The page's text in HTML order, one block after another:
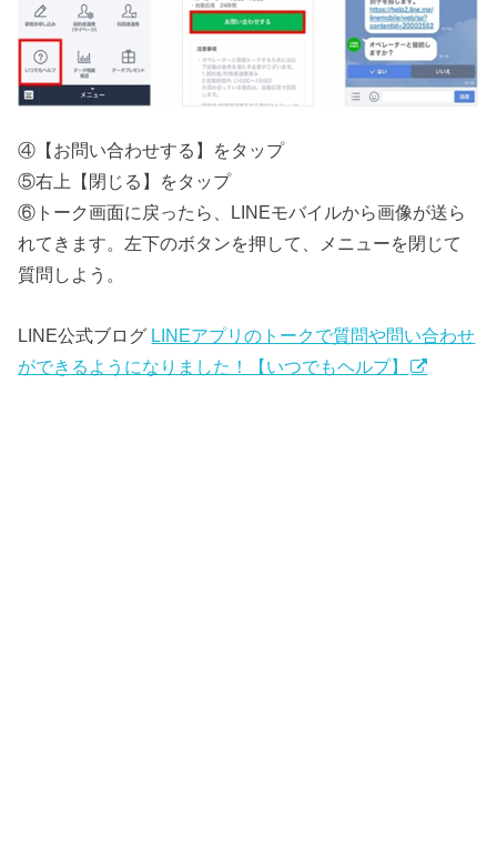
④【お問い合わせする】をタップ
⑤右上【閉じる】をタップ
⑥トーク画面に戻ったら、LINEモバイルから画像が送ら
れてきます。左下のボタンを押して、メニューを閉じて
質問しよう。
LINE公式ブログ LINEアプリのトークで質問や問い合わせ
ができるようになりました！【いつでもヘルプ】